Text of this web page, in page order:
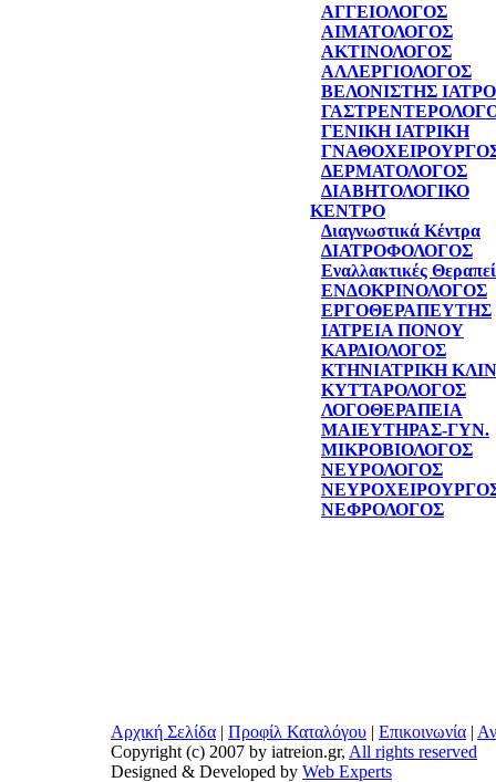
ΑΓΓΕΙΟΛΟΓΟΣ
ΑΙΜΑΤΟΛΟΓΟΣ
ΑΚΤΙΝΟΛΟΓΟΣ
ΑΛΛΕΡΓΙΟΛΟΓΟΣ
ΒΕΛΟΝΙΣΤΗΣ
ΓΕΝΙΚΗ ΙΑΤΡΙΚΗ
ΔΕΡΜΑΤΟΛΟΓΟΣ
ΔΙΑΒΗΤΟΛΟΓΙΚΟ
ΚΕΝΤΡΟ
Διαγνωστικά Κέντρα
ΔΙΑΤΡΟΦΟΛΟΓΟΣ
Εναλλακτικές
ΕΝΔΟΚΡΙΝΟΛΟΓΟΣ
ΕΡΓΟΘΕΡΑΠΕΥΤΗΣ
ΙΑΤΡΕΙΑ ΠΟΝΟΥ
ΚΑΡΔΙΟΛΟΓΟΣ
ΚΤΗΝΙΑΤΡΙΚΗ
ΚΥΤΤΑΡΟΛΟΓΟΣ
ΛΟΓΟΘΕΡΑΠΕΙΑ
ΜΑΙΕΥΤΗΡΑΣ-ΓΥΝ.
ΜΙΚΡΟΒΙΟΛΟΓΟΣ
ΝΕΥΡΟΛΟΓΟΣ
ΝΕΦΡΟΛΟΓΟΣ
Αρχική Σελίδα | Προφίλ Καταλόγου | Επικοινωνία |
Copyright (c) 2007 by iatreion.gr, All rights reserved
Designed & Developed by Web Experts